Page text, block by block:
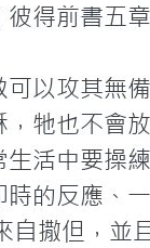
得前書五
以攻其無
牠也不會
活中要操
的反應、
撒但，並